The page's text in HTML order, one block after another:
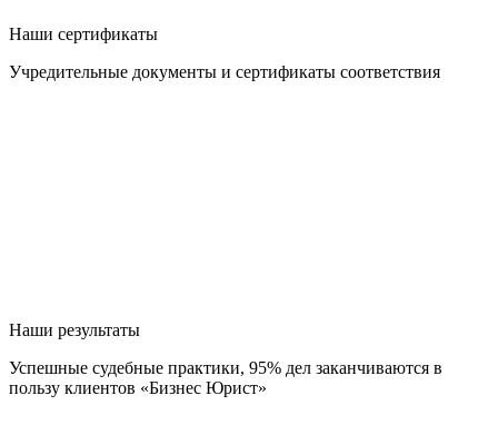
Наши сертификаты
Учредительные документы и сертификаты соответствия
Наши результаты
Успешные судебные практики, 95% дел заканчиваются в
пользу клиентов «Бизнес Юрист»